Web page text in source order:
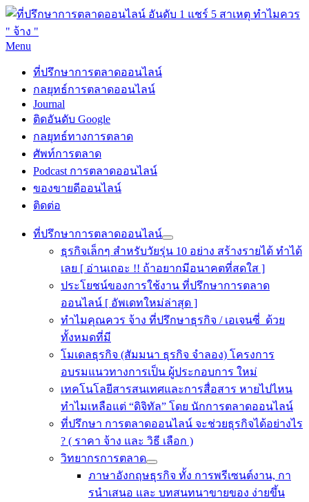
จ้าง "
Skip
content
Menu
ที่ปรึกษาการตลาดออนไลน์
กลยุทธ์การตลาดออนไลน์
Journal
ติดอันดับ Google
กลยุทธ์ทางการตลาด
ศัพท์การตลาด
Podcast การตลาดออนไลน์
ของขายดีออนไลน์
ติดต่อ
ที่ปรึกษาการตลาดออนไลน์
ธุรกิจเล็กๆ สำหรับวัยรุ่น 10 อย่าง สร้างรายได้ ทำได้
เลย [ อ่านเถอะ !! ถ้าอยากมีอนาคตที่สดใส ]
ประโยชน์ของการใช้งาน ที่ปรึกษาการตลาด
ออนไลน์ [ อัพเดทใหม่ล่าสุด ]
ทำไมคุณควร จ้าง ที่ปรึกษาธุรกิจ / เอเจนซี่ ด้วย
ทั้งหมดที่มี
โมเดลธุรกิจ (สัมมนา ธุรกิจ จำลอง) โครงการ
อบรมแนวทางการเป็น ผู้ประกอบการ ใหม่
เทคโนโลยีสารสนเทศและการสื่อสาร หายไปไหน
ทำไมเหลือแต่ “ดิจิทัล” โดย นักการตลาดออนไลน์
ที่ปรึกษา การตลาดออนไลน์ จะช่วยธุรกิจได้อย่างไร
? ( ราคา จ้าง และ วิธี เลือก )
วิทยากรการตลาด
ภาษาอังกฤษธุรกิจ ทั้ง การพรีเซนต์งาน, กา
รนําเสนอ และ บทสนทนาขายของ ง่ายขึ้น